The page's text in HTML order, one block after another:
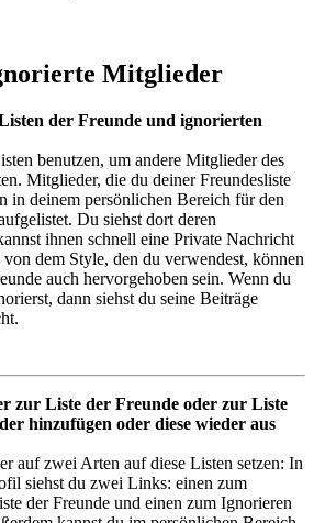
Mitglieder
der Freunde und ignorierten
benutzen, um andere Mitglieder des
Mitglieder, die du deiner Freundesliste
in deinem persönlichen Bereich für den
Du siehst dort deren
ihnen schnell eine Private Nachricht
dem Style, den du verwendest, können
auch hervorgehoben sein. Wenn du
dann siehst du seine Beiträge
zur Liste der Freunde oder zur Liste
hinzufügen oder diese wieder aus
auf zwei Arten auf diese Listen setzen: In
siehst du zwei Links: einen zum
der Freunde und einen zum Ignorieren